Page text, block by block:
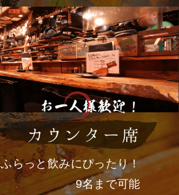
ふらっと飲みにぴったり！
9名まで可能